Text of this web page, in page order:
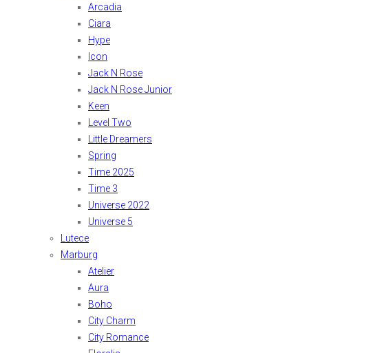
Arcadia
Ciara
Hype
Icon
Jack N Rose
Jack N Rose Junior
Keen
Level Two
Little Dreamers
Spring
Time 2025
Time 3
Universe 2022
Universe 5
Lutece
Marburg
Atelier
Aura
Boho
City Charm
City Romance